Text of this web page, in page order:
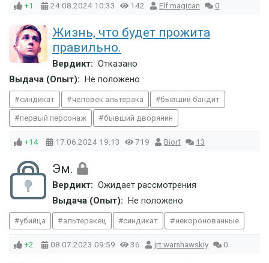
+1 24.08.2024 10:33 142 Elf magican 0
Жизнь, что будет прожита
правильно.
Вердикт: Отказано
Выдача (Опыт):
Не положено
синдикат человек альтерака бывший бандит
первый персонаж бывший дворянин
+14 17.06.2024 19:13 719 Biorf 13
Эм.
Вердикт: Ожидает рассмотрения
Выдача (Опыт):
Не положено
убийца альтеракец синдикат некоронованные
+2 08.07.2023 09:59 36 jrt.warshawskiy 0